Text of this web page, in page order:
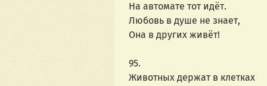
На автомате тот идёт.
Любовь в душе не знает,
Она в других живёт!
95.
Животных держат в клетках